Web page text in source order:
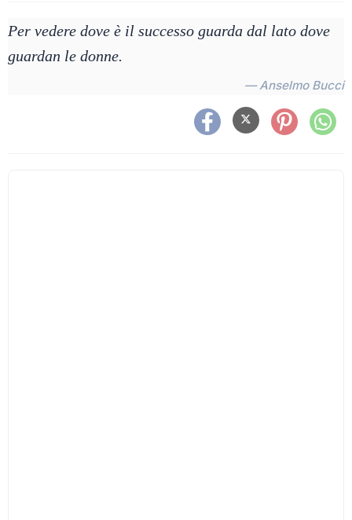
Per vedere dove è il successo guarda dal lato dove
guardan le donne.
— Anselmo Bucci